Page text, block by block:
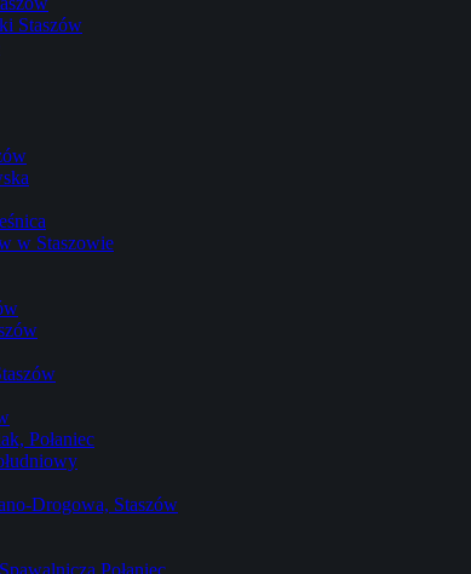
Staszów
w Staszowie
Połaniec
Drogowa, Staszów
Połaniec